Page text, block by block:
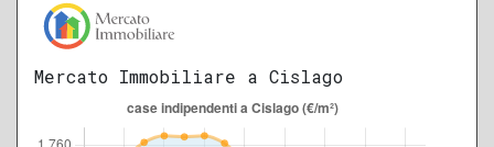
Mercato Immobiliare a Cislago